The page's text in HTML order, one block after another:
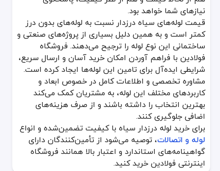
نیازهای شما خواهد بود.
قیمت لوله‌های سیاه درزدار نسبت به لوله‌های بدون درز
کمتر است و به همین دلیل بسیاری از پروژه‌های صنعتی و
ساختمانی این نوع لوله را ترجیح می‌دهند. فروشگاه
فولادین با فراهم آوردن امکان خرید آسان و ارسال سریع،
شرایطی ایده‌آل برای تامین این لوله‌ها ایجاد کرده است.
مشاوره تخصصی و اطلاعات کامل در خصوص ابعاد و
کاربردهای مختلف این لوله، به مشتریان کمک می‌کند
بهترین انتخاب را داشته باشند و از صرف هزینه‌های
اضافی جلوگیری کنند.
برای خرید لوله درزدار سیاه با کیفیت تضمین‌شده و انواع
لوله و اتصالات، توصیه می‌شود از تأمین‌کنندگان دارای
گواهینامه‌های استاندارد و اعتبار بالا همانند فروشگاه
اینترنتی فولادین خرید کنید.